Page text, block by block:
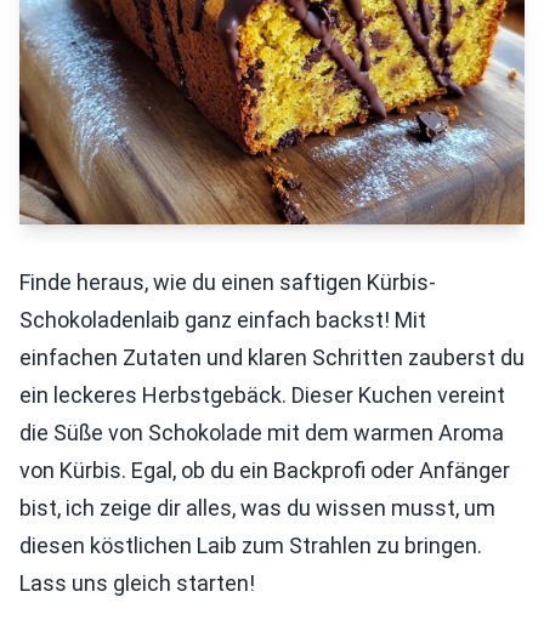
Finde heraus, wie du einen saftigen Kürbis-
Schokoladenlaib ganz einfach backst! Mit
einfachen Zutaten und klaren Schritten zauberst du
ein leckeres Herbstgebäck. Dieser Kuchen vereint
die Süße von Schokolade mit dem warmen Aroma
von Kürbis. Egal, ob du ein Backprofi oder Anfänger
bist, ich zeige dir alles, was du wissen musst, um
diesen köstlichen Laib zum Strahlen zu bringen.
Lass uns gleich starten!